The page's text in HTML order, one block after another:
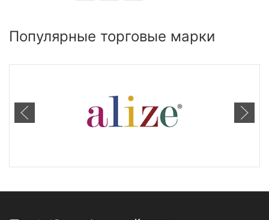
Популярные торговые марки